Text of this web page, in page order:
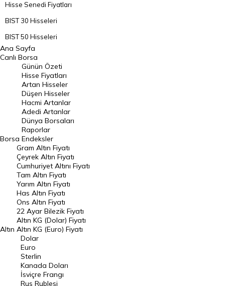
Hisse Senedi Fiyatları
BIST 30 Hisseleri
BIST 50 Hisseleri
BIST 100 Hisseleri
En Çok Artan Hisseler
En Çok Düşen Hisseler
Hacmi Artanlar
Geçmiş Kapanışlar
Dünya Borsaları
Raporlar
Endeksler
DÖVİZ
Döviz Kuru
Dolar Kuru
Euro Kuru
Pound Kuru
Frank Kuru
Riyal Kuru
Ana Sayfa
Canlı Borsa
Borsa
Günün Özeti
Hisse Fiyatları
Artan Hisseler
Düşen Hisseler
Hacmi Artanlar
Adedi Artanlar
Dünya Borsaları
Raporlar
Endeksler
Altın
Gram Altın Fiyatı
Çeyrek Altın Fiyatı
Cumhuriyet Altını Fiyatı
Tam Altın Fiyatı
Yarım Altın Fiyatı
Has Altın Fiyatı
Ons Altın Fiyatı
22 Ayar Bilezik Fiyatı
Altın KG (Dolar) Fiyatı
Altın KG (Euro) Fiyatı
Dolar
Euro
Sterlin
Kanada Doları
İsviçre Frangı
Rus Rublesi